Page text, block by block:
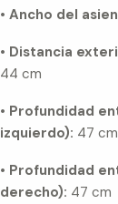
• Ancho del
• Distancia
44 cm
• Profundidad
izquierdo): 47 cm
• Profundidad
derecho): 47 cm